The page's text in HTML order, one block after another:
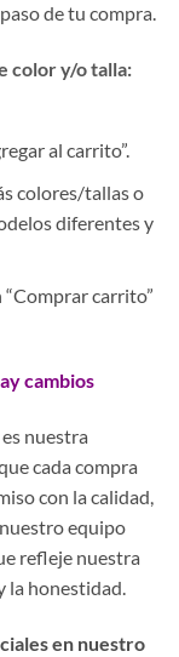
de tu compra.
color y/o talla:
al carrito”.
colores/tallas o
diferentes y
carrito”
cambios
nuestra
cada compra
con la calidad,
equipo
refleje nuestra
la honestidad.
en nuestro